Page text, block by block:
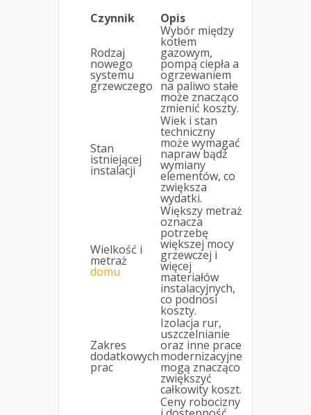
Czynnik
Opis
Rodzaj
nowego
systemu
grzewczego
Wybór między
kotłem
gazowym,
pompą ciepła a
ogrzewaniem
na paliwo stałe
może znacząco
zmienić koszty.
Stan
istniejącej
instalacji
Wiek i stan
techniczny
może wymagać
napraw bądź
wymiany
elementów, co
zwiększa
wydatki.
Wielkość i
metraż
domu
Większy metraż
oznacza
potrzebę
większej mocy
grzewczej i
więcej
materiałów
instalacyjnych,
co podnosi
koszty.
Zakres
dodatkowych
prac
Izolacja rur,
uszczelnianie
oraz inne prace
modernizacyjne
mogą znacząco
zwiększyć
całkowity koszt.
Ceny robocizny